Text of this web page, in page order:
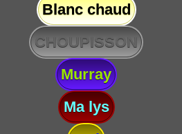
Blanc chaud
CHOUPISSON
Murray
Ma lys